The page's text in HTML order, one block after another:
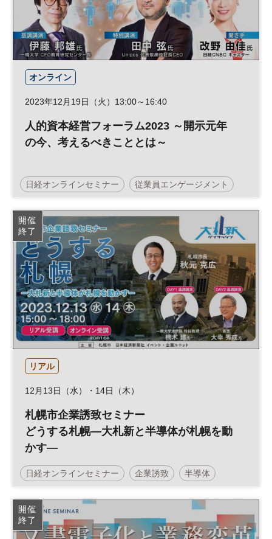
オンライン
2023年12月19日（火）13:00～16:40
人的資本経営フォーラム2023 ～開示元年
の今、考えるべきこととは～
日経オンラインセミナー 従業員エンゲージメント
人的資本経営
経営戦略
開催
終了
リアル
12月13日（水）・14日（木）
札幌市企業誘致セミナー
どうする札幌―大札新と半導体が札幌を動
かす―
日経オンラインセミナー 企業誘致 半導体
脱炭素 経営戦略
製造業
開催
終了